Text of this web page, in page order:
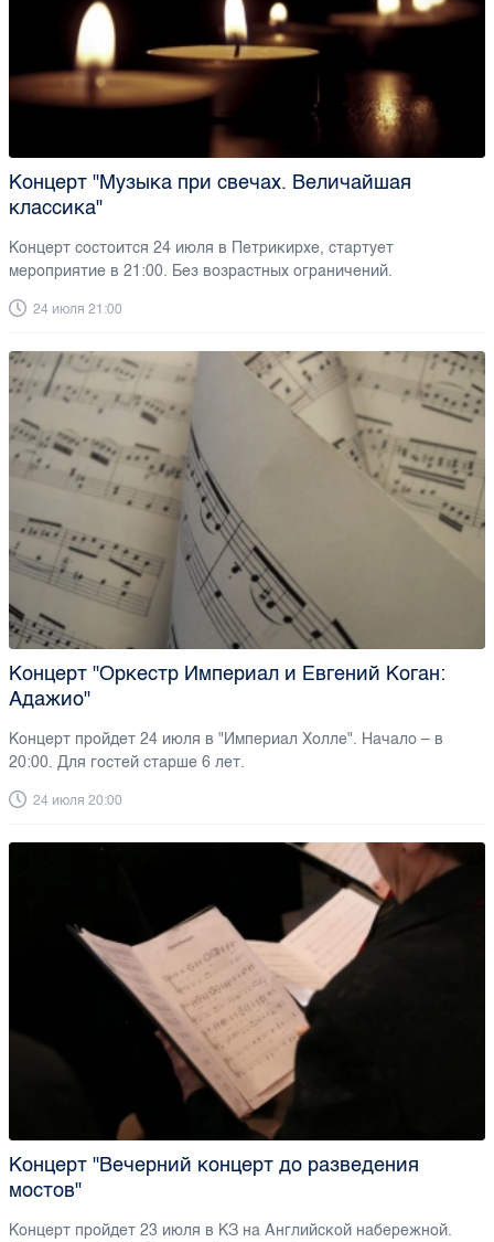
Концерт "Музыка при свечах. Величайшая
классика"
Концерт состоится 24 июля в Петрикирхе, стартует
мероприятие в 21:00. Без возрастных ограничений.
24 июля 21:00
Концерт "Оркестр Империал и Евгений Коган:
Адажио"
Концерт пройдет 24 июля в "Империал Холле". Начало – в
20:00. Для гостей старше 6 лет.
24 июля 20:00
Концерт "Вечерний концерт до разведения
мостов"
Концерт пройдет 23 июля в КЗ на Английской набережной.